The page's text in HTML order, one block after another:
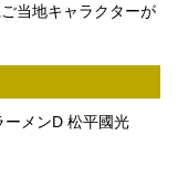
当地キャラクターが
メンD 松平國光